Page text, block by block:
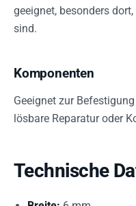
geeignet, besonders
sind.
Komponenten
Geeignet zur
lösbare Reparatur oder
Technische